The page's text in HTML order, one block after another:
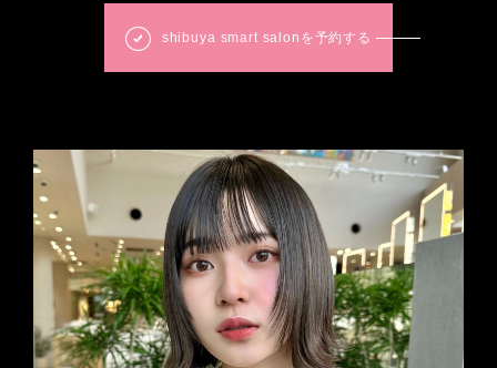
shibuya smart salonを予約する